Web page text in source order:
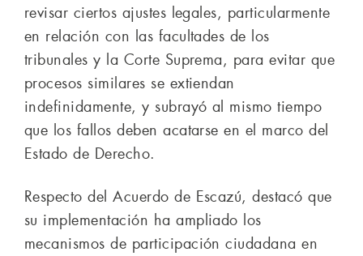
revisar ciertos ajustes legales, particularmente
en relación con las facultades de los
tribunales y la Corte Suprema, para evitar que
procesos similares se extiendan
indefinidamente, y subrayó al mismo tiempo
que los fallos deben acatarse en el marco del
Estado de Derecho.
Respecto del Acuerdo de Escazú, destacó que
su implementación ha ampliado los
mecanismos de participación ciudadana en